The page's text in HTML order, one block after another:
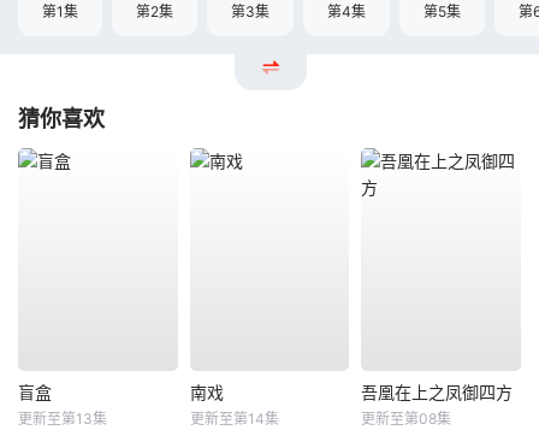
第1集 第2集 第3集 第4集 第5集 第
猜你喜欢
盲盒
更新至第13集
南戏
更新至第14集
吾凰在上之凤御四方
更新至第08集